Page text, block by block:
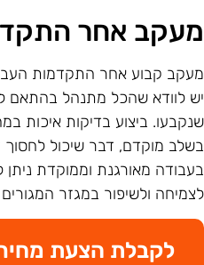
אחר
קבוע אחר התקדמות
לוודא שהכל מתנהל בהתאם
ביצוע בדיקות איכות
מוקדם, דבר שיכול לחסוך
מאורגנת וממוקדת ניתן
ולשיפור במגזר המגורים
לקבלת הצעת